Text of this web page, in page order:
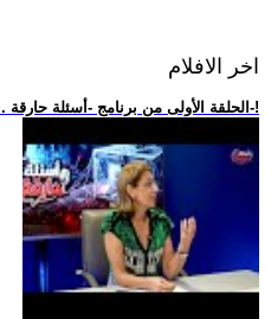
اخر الافلام
.. الحلقة الأولى من برنامج -أسئلة حارقة-!